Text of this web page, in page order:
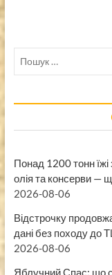
Понад 1200 тонн
олія та консерви —
2026-08-06
Відстрочку
дані без походу до
2026-08-06
Яблучний Спас: що